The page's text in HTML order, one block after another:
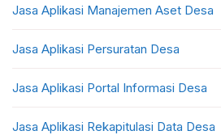
Jasa Aplikasi Manajemen Aset Desa
Jasa Aplikasi Persuratan Desa
Jasa Aplikasi Portal Informasi Desa
Jasa Aplikasi Rekapitulasi Data Desa